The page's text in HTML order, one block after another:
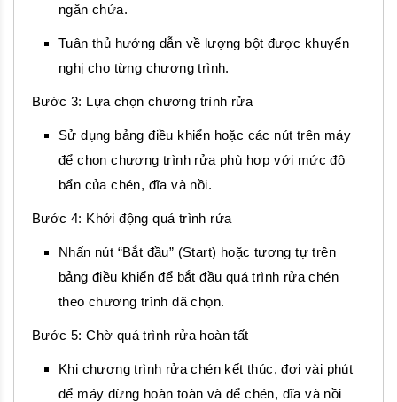
ngăn chứa.
Tuân thủ hướng dẫn về lượng bột được khuyến
nghị cho từng chương trình.
Bước 3: Lựa chọn chương trình rửa
Sử dụng bảng điều khiển hoặc các nút trên máy
để chọn chương trình rửa phù hợp với mức độ
bẩn của chén, đĩa và nồi.
Bước 4: Khởi động quá trình rửa
Nhấn nút “Bắt đầu” (Start) hoặc tương tự trên
bảng điều khiển để bắt đầu quá trình rửa chén
theo chương trình đã chọn.
Bước 5: Chờ quá trình rửa hoàn tất
Khi chương trình rửa chén kết thúc, đợi vài phút
để máy dừng hoàn toàn và để chén, đĩa và nồi